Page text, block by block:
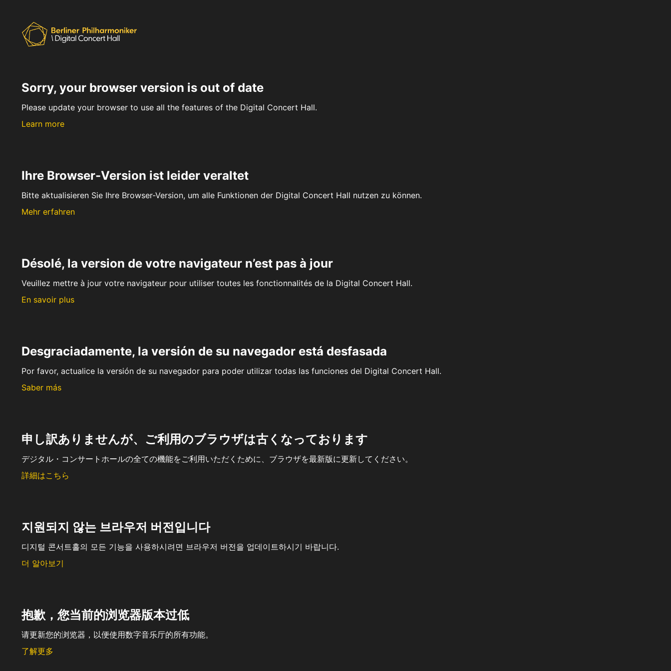
Sorry, your browser version is out of date
Please update your browser to use all the features of the Digital Concert Hall.
Learn more
Ihre Browser-Version ist leider veraltet
Bitte aktualisieren Sie Ihre Browser-Version, um alle Funktionen der Digital Concert Hall nutzen zu können.
Mehr erfahren
Désolé, la version de votre navigateur n’est pas à jour
Veuillez mettre à jour votre navigateur pour utiliser toutes les fonctionnalités de la Digital Concert Hall.
En savoir plus
Desgraciadamente, la versión de su navegador está desfasada
Por favor, actualice la versión de su navegador para poder utilizar todas las funciones del Digital Concert Hall.
Saber más
申し訳ありませんが、ご利用のブラウザは古くなっております
デジタル・コンサートホールの全ての機能をご利用いただくために、ブラウザを最新版に更新してください。
詳細はこちら
지원되지 않는 브라우저 버전입니다
디지털 콘서트홀의 모든 기능을 사용하시려면 브라우저 버전을 업데이트하시기 바랍니다.
더 알아보기
抱歉，您当前的浏览器版本过低
请更新您的浏览器，以便使用数字音乐厅的所有功能。
了解更多